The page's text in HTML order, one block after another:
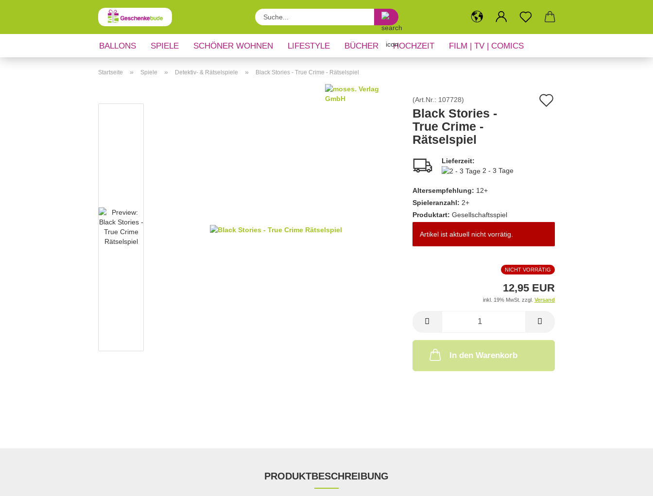
Suche...
BALLONS SPIELE SCHÖNER WOHNEN LIFESTYLE BÜCHER HOCHZEIT FILM | TV | COMICS
ANLÄSSE REGIONALES
Startseite » Spiele » Detektiv- & Rätselspiele » Black Stories - True Crime - Rätselspiel
(Art.Nr.: 107728)
Black Stories -
True Crime -
Rätselspiel
Lieferzeit:
2 - 3 Tage
Altersempfehlung: 12+
Spieleranzahl: 2+
Produktart: Gesellschaftsspiel
Artikel ist aktuell nicht vorrätig.
NICHT VORRÄTIG
12,95 EUR
inkl. 19% MwSt. zzgl. Versand
In den Warenkorb
PRODUKTBESCHREIBUNG